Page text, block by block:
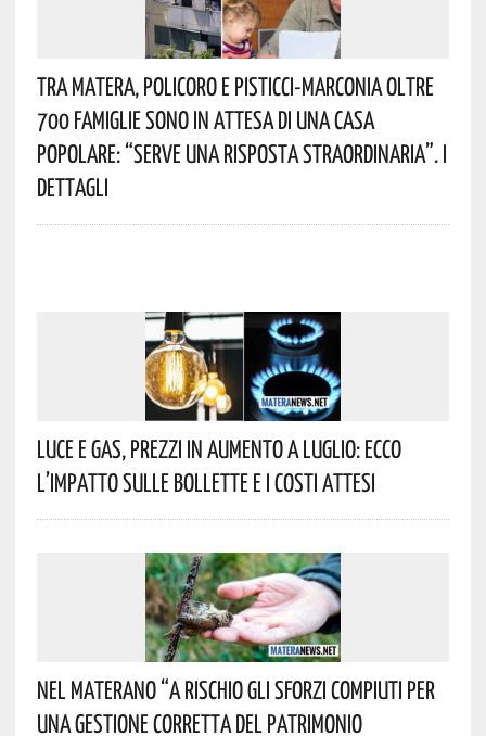
Tra Matera, Policoro E Pisticci-Marconia Oltre
700 Famiglie Sono In Attesa Di Una Casa
Popolare: “serve Una Risposta Straordinaria”. I
Dettagli
Luce E Gas, Prezzi In Aumento A Luglio: Ecco
L’impatto Sulle Bollette E I Costi Attesi
Nel Materano “a Rischio Gli Sforzi Compiuti Per
Una Gestione Corretta Del Patrimonio